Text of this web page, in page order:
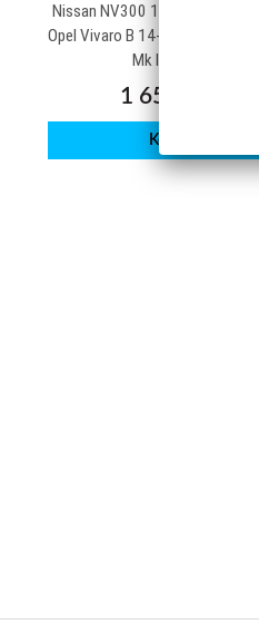
Nissan NV300 16-, Primastar
Opel Vivaro B 14-19, Renault
Mk III 14-
1 650 kr
Köp